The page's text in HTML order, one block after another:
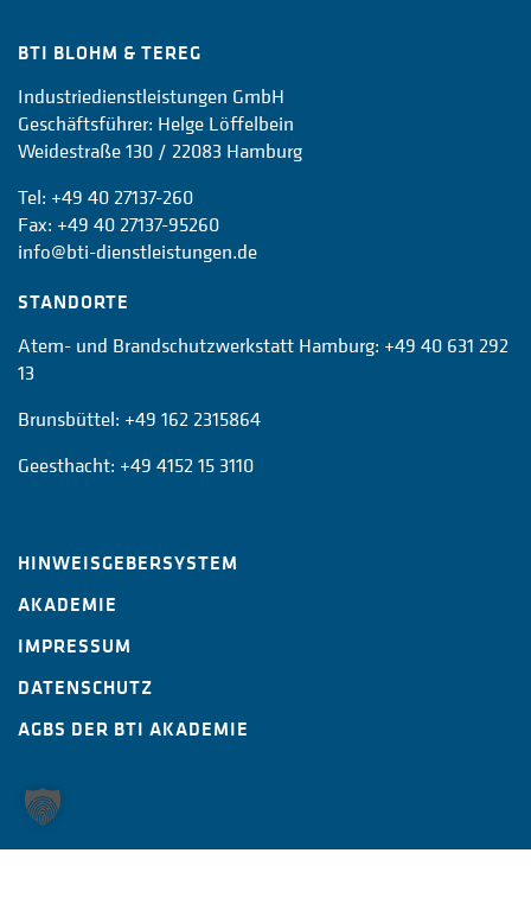
BTI BLOHM & TEREG
Industriedienstleistungen GmbH
Geschäftsführer: Helge Löffelbein
Weidestraße 130 / 22083 Hamburg
Tel: +49 40 27137-260
Fax: +49 40 27137-95260
info@bti-dienstleistungen.de
STANDORTE
Atem- und Brandschutzwerkstatt Hamburg: +49 40 631 292
13
Brunsbüttel: +49 162 2315864
Geesthacht: +49 4152 15 3110
HINWEISGEBERSYSTEM
AKADEMIE
IMPRESSUM
DATENSCHUTZ
AGBS DER BTI AKADEMIE